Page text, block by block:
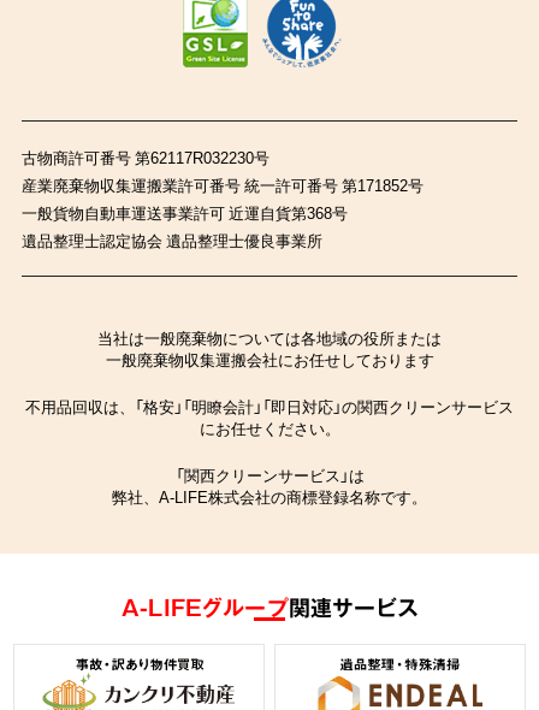
古物商許可番号 第62117R032230号
産業廃棄物収集運搬業許可番号 統一許可番号 第171852号
一般貨物自動車運送事業許可 近運自貨第368号
遺品整理士認定協会 遺品整理士優良事業所
当社は一般廃棄物については各地域の役所または
一般廃棄物収集運搬会社にお任せしております
不用品回収は、「格安」「明瞭会計」「即日対応」の関西クリーンサービス
にお任せください。
「関西クリーンサービス」は
弊社、A-LIFE株式会社の商標登録名称です。
A-LIFEグループ関連サービス